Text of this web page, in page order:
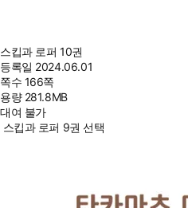
스킵과 로퍼 10권
등록일 2024.06.01
쪽수 166쪽
용량 281.8MB
대여 불가
스킵과 로퍼 9권 선택